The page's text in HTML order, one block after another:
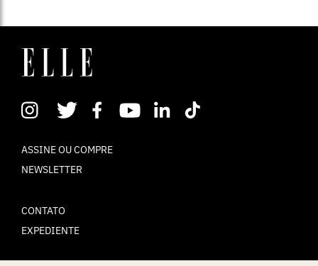
ASSINE OU COMPRE
NEWSLETTER
CONTATO
EXPEDIENTE